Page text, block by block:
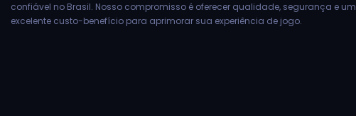
confiável no Brasil. Nosso compromisso é oferecer qualidade, segurança e um
excelente custo-benefício para aprimorar sua experiência de jogo.